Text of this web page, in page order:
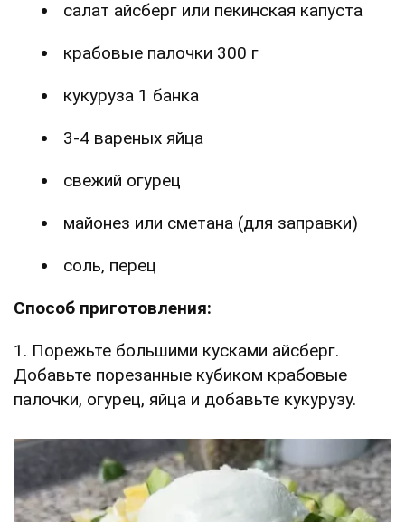
салат айсберг или пекинская капуста
крабовые палочки 300 г
кукуруза 1 банка
3-4 вареных яйца
свежий огурец
майонез или сметана (для заправки)
соль, перец
Способ приготовления:
1. Порежьте большими кусками айсберг.
Добавьте порезанные кубиком крабовые
палочки, огурец, яйца и добавьте кукурузу.